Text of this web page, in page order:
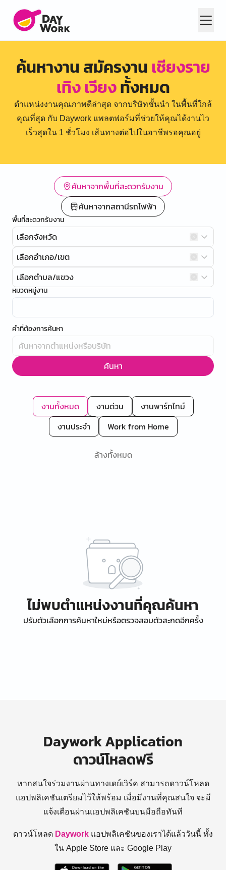
ค้นหางาน สมัครงานเชียงราย
เทิง เวียงทั้งหมด
ตำแหน่งงานคุณภาพดีล่าสุด จากบริษัทชั้นนำ ในพื้นที่ใกล้
คุณที่สุด กับ Daywork แพลตฟอร์มที่ช่วยให้คุณได้งานไว
เร็วสุดใน 1 ชั่วโมง เส้นทางต่อไปในอาชีพรอคุณอยู่
ค้นหาจากพื้นที่สะดวกรับงาน
ค้นหาจากสถานีรถไฟฟ้า
พื้นที่สะดวกรับงาน
เลือกจังหวัด
เลือกอำเภอ/เขต
เลือกตำบล/แขวง
หมวดหมู่งาน
คำที่ต้องการค้นหา
ค้นหา
งานทั้งหมด งานด่วน
งานพาร์ทไทม์
งานประจำ
Work from Home
ล้างทั้งหมด
ไม่พบตำแหน่งงานที่คุณค้นหา
ปรับตัวเลือกการค้นหาใหม่หรือตรวจสอบตัวสะกดอีกครั้ง
Daywork Application
ดาวน์โหลดฟรี
หากสนใจร่วมงานผ่านทางเดย์เวิร์ค สามารถดาวน์โหลด
แอปพลิเคชันเตรียมไว้ให้พร้อม เมื่อมีงานที่คุณสนใจ จะมี
แจ้งเตือนผ่านแอปพลิเคชันบนมือถือทันที
ดาวน์โหลด Daywork แอปพลิเคชันของเราได้แล้ววันนี้ ทั้ง
ใน Apple Store และ Google Play